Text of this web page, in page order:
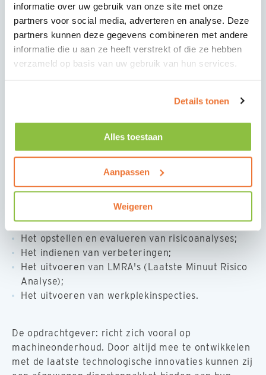
informatie over uw gebruik van onze site met onze
partners voor social media, adverteren en analyse. Deze
partners kunnen deze gegevens combineren met andere
informatie die u aan ze heeft verstrekt of die ze hebben
verzameld op basis van uw gebruik van hun services.
Details tonen
Alles toestaan
Aanpassen
Weigeren
Als Monteur E&I ben je verantwoordelijk voor het
onderhouden, repareren, aanpassen, testen en
oplossen van storingen aan elektrotechnische en
meet- en regeltechnische delen van onze
bedrijfsinstallaties. Je werkdagen zijn net zo divers
als de projectlocaties waar je actief bent, en je
speelt een cruciale rol in het voorkomen van
een industriële omgeving. Samen met je collega's
voer je correctieve en preventieve werkzaamheden
uit aan elektrische installaties en
instrumentatiesystemen op basis van
werkopdrachten, storingsmeldingen of instructies
van je leidinggevende.
Je hebt ook de verantwoordelijkheid voor:
Het opstellen en evalueren van risicoanalyses;
Het indienen van verbeteringen;
Het uitvoeren van LMRA's (Laatste Minuut Risico
Analyse);
Het uitvoeren van werkplekinspecties.
De opdrachtgever: richt zich vooral op
machineonderhoud. Door altijd mee te ontwikkelen
met de laatste technologische innovaties kunnen zij